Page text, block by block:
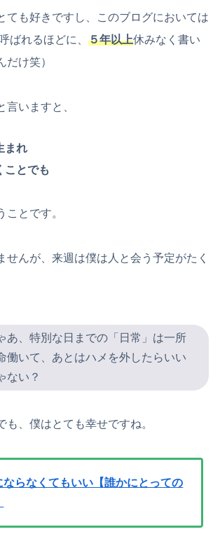
ても好きですし、このブログにおいては
ばれるほどに、 ５年以上休みなく書い
だけ笑）
言いますと、
まれ
ことでも
ことです。
せんが、来週は僕は人と会う予定がたく
あ、特別な日までの「日常」は一所
働いて、あとはハメを外したらいい
ない？
も、僕はとても幸せですね。
ならなくてもいい【誰かにとっての